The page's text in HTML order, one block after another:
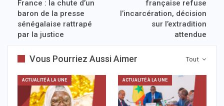
France : la chute d’un
baron de la presse
sénégalaise rattrapé
par la justice
française refuse
l’incarcération, décision
sur l’extradition
attendue
Tout
Vous Pourriez Aussi Aimer
ACTUALITÉ À LA UNE ACTUALITÉ À LA UNE